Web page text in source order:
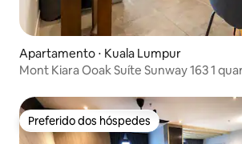
Apartamento ⋅ Kuala Lumpur
Mont Kiara Ooak Suíte Sunway 163 1
Preferido dos hóspedes
Preferido dos hóspedes